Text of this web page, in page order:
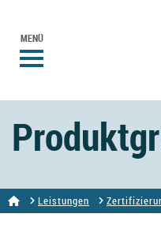
MENÜ
Leistungen